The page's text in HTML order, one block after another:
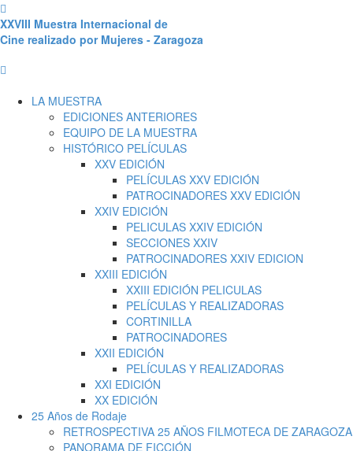
XXVIII Muestra Internacional de
Cine realizado por Mujeres - Zaragoza
LA MUESTRA
EDICIONES ANTERIORES
EQUIPO DE LA MUESTRA
HISTÓRICO PELÍCULAS
XXV EDICIÓN
PELÍCULAS XXV EDICIÓN
PATROCINADORES XXV EDICIÓN
XXIV EDICIÓN
PELICULAS XXIV EDICIÓN
SECCIONES XXIV
PATROCINADORES XXIV EDICION
XXIII EDICIÓN
XXIII EDICIÓN PELICULAS
PELÍCULAS Y REALIZADORAS
CORTINILLA
PATROCINADORES
XXII EDICIÓN
PELÍCULAS Y REALIZADORAS
XXI EDICIÓN
XX EDICIÓN
25 Años de Rodaje
RETROSPECTIVA 25 AÑOS FILMOTECA DE ZARAGOZA
PANORAMA DE FICCIÓN